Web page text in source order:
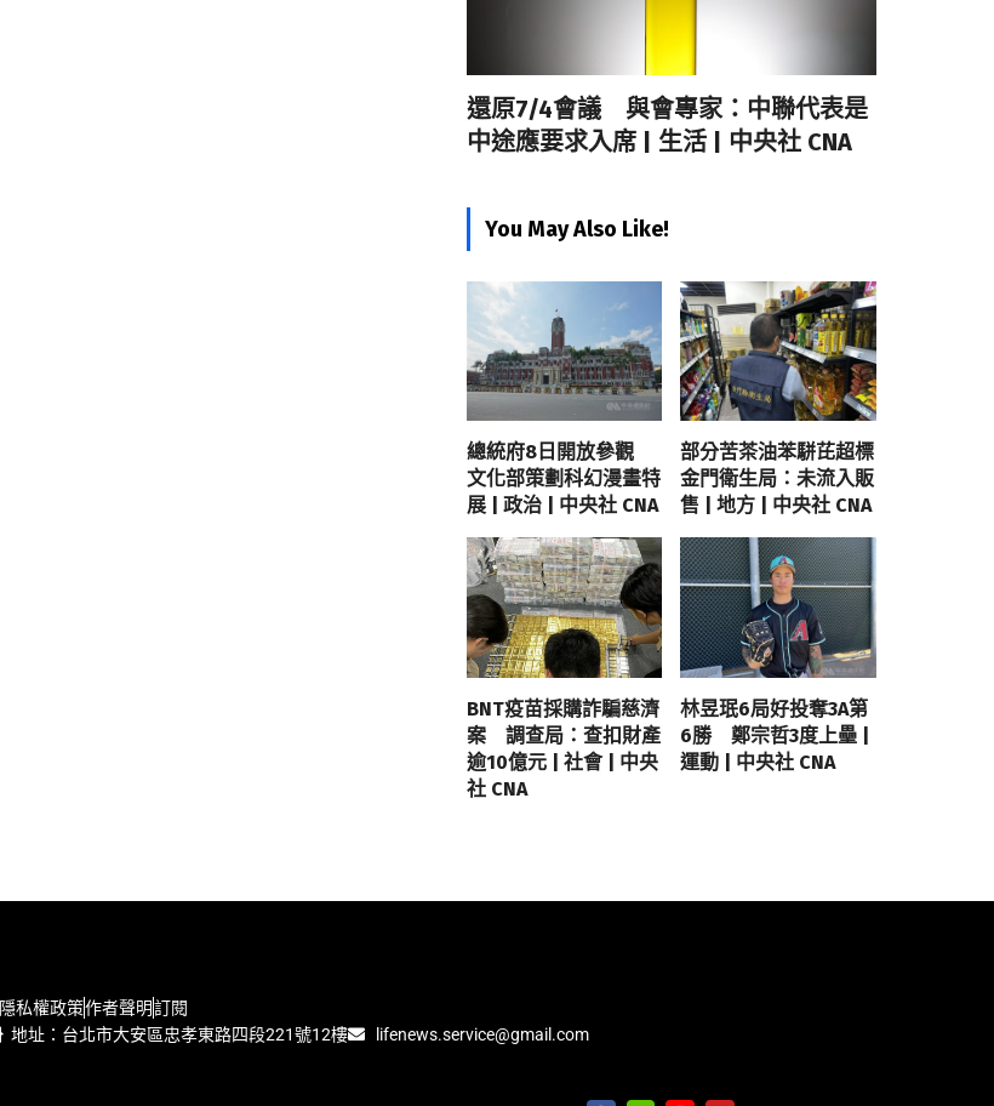
還原7/4會議 與會專家：中聯代表是
中途應要求入席 | 生活 | 中央社 CNA
You May Also Like!
總統府8日開放參觀
文化部策劃科幻漫畫特
展 | 政治 | 中央社 CNA
部分苦茶油苯駢芘超標
金門衛生局：未流入販
售 | 地方 | 中央社 CNA
BNT疫苗採購詐騙慈濟
案 調查局：查扣財產
逾10億元 | 社會 | 中央
社 CNA
林昱珉6局好投奪3A第
6勝 鄭宗哲3度上壘 |
運動 | 中央社 CNA
隱私權政策作者聲明訂閱
地址：台北市大安區忠孝東路四段221號12樓 lifenews.service@gmail.com